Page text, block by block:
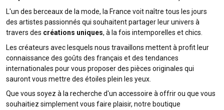
L'un des berceaux de la mode, la France voit naître tous les jours
des artistes passionnés qui souhaitent partager leur univers à
travers des créations uniques, à la fois intemporelles et chics.
Les créateurs avec lesquels nous travaillons mettent à profit leur
connaissance des goûts des français et des tendances
internationales pour vous proposer des pièces originales qui
sauront vous mettre des étoiles plein les yeux.
Que vous soyez à la recherche d'un accessoire à offrir ou que vous
souhaitiez simplement vous faire plaisir, notre boutique